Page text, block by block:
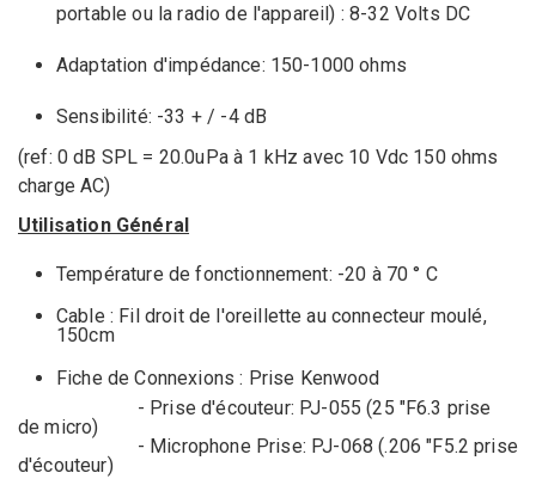
portable ou la radio de l'appareil) : 8-32 Volts DC
Adaptation d'impédance: 150-1000 ohms
Sensibilité: -33 + / -4 dB
(ref: 0 dB SPL = 20.0uPa à 1 kHz avec 10 Vdc 150 ohms
charge AC)
Utilisation Général
Température de fonctionnement: -20 à 70 ° C
Cable : Fil droit de l'oreillette auconnecteur moulé,
150cm
Fiche deConnexions : Prise Kenwood
- Prise d'écouteur: PJ-055 (25 "F6.3 prise
de micro)
- Microphone Prise: PJ-068(.206"F5.2prise
d'écouteur)